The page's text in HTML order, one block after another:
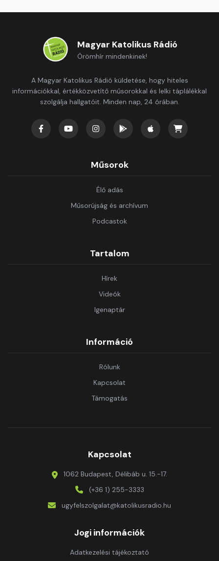
Magyar Katolikus Rádió
Örömhír mindenkinek!
A Magyar Katolikus Rádió küldetése, hogy hiteles
információkkal, értékközvetítő műsorokkal és lelki táplálékkal
szolgálja hallgatóit. Minden nap, 24 órában.
Műsorok
Élő adás
Műsorújság és archívum
Podcastok
Tartalom
Hírek
Videók
Igenaptár
Információ
Rólunk
Kapcsolat
Támogatás
Kapcsolat
1062 Budapest, Délibáb u. 15.-17.
(+36 1) 255-3333
ugyfelszolgalat@katolikusradio.hu
Jogi információk
Adatkezelési tájékoztató